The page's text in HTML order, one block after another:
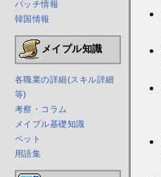
パッチ情報
韓国情報
メイプル知識
各職業の詳細(スキル詳細
等)
考察・コラム
メイプル基礎知識
ペット
用語集